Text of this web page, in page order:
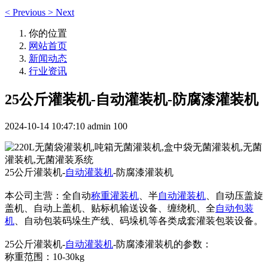
< Previous > Next
你的位置
网站首页
新闻动态
行业资讯
25公斤灌装机-自动灌装机-防腐漆灌装机
2024-10-14 10:47:10 admin 100
25公斤灌装机-自动灌装机-防腐漆灌装机
本公司主营：全自动称重灌装机 、半自动灌装机 、自动压盖旋
盖机、自动上盖机、贴标机输送设备、缠绕机、全自动包装
机 、自动包装码垛生产线、码垛机等各类成套灌装包装设备。
25公斤灌装机-自动灌装机-防腐漆灌装机的参数：
称重范围：10-30kg